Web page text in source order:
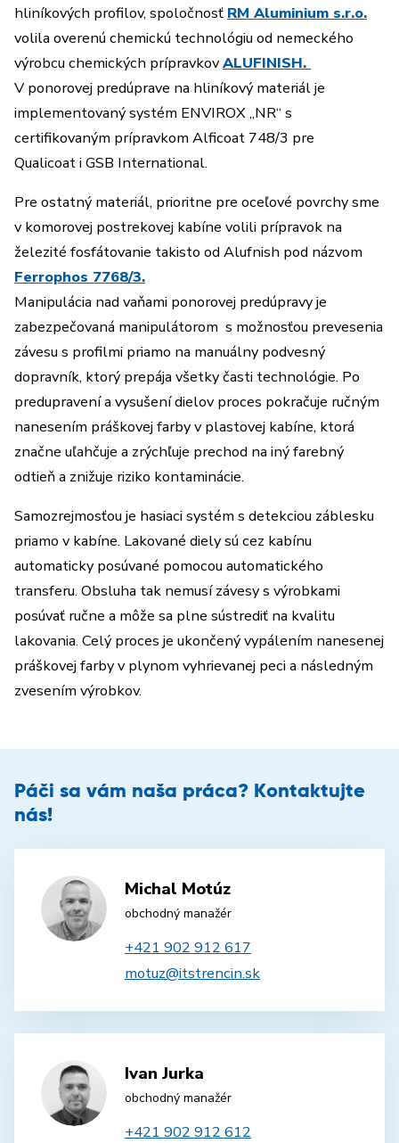
hliníkových profilov, spoločnosť RM Aluminium s.r.o.
volila overenú chemickú technológiu od nemeckého
výrobcu chemických prípravkovALUFINISH.
V ponorovej predúprave na hliníkový materiál je
implementovaný systém ENVIROX „NR“ s
certifikovaným prípravkom Alficoat 748/3 pre
Qualicoat i GSB International.
Pre ostatný materiál, prioritne pre oceľové povrchy sme
v komorovej postrekovej kabíne volili prípravok na
železité fosfátovanie takisto od Alufnish pod názvom
Ferrophos 7768/3.
Manipulácia nad vaňami ponorovej predúpravy je
zabezpečovaná manipulátorom s možnosťou prevesenia
závesu s profilmi priamo na manuálny podvesný
dopravník, ktorý prepája všetky časti technológie. Po
predupravení a vysušení dielov proces pokračuje ručným
nanesením práškovej farby v plastovej kabíne, ktorá
značne uľahčuje a zrýchľuje prechod na iný farebný
odtieň a znižuje riziko kontaminácie.
Samozrejmosťou je hasiaci systém s detekciou záblesku
priamo v kabíne. Lakované diely sú cez kabínu
automaticky posúvané pomocou automatického
transferu. Obsluha tak nemusí závesy s výrobkami
posúvať ručne a môže sa plne sústrediť na kvalitu
lakovania. Celý proces je ukončený vypálením nanesenej
práškovej farby v plynom vyhrievanej peci a následným
zvesením výrobkov.
Páči sa vám naša práca? Kontaktujte
nás!
Michal Motúz
obchodný manažér
+421 902 912 617
motuz@itstrencin.sk
Ivan Jurka
obchodný manažér
+421 902 912 612